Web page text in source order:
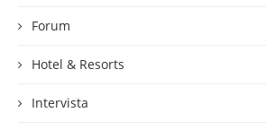
Forum
Hotel & Resorts
Intervista